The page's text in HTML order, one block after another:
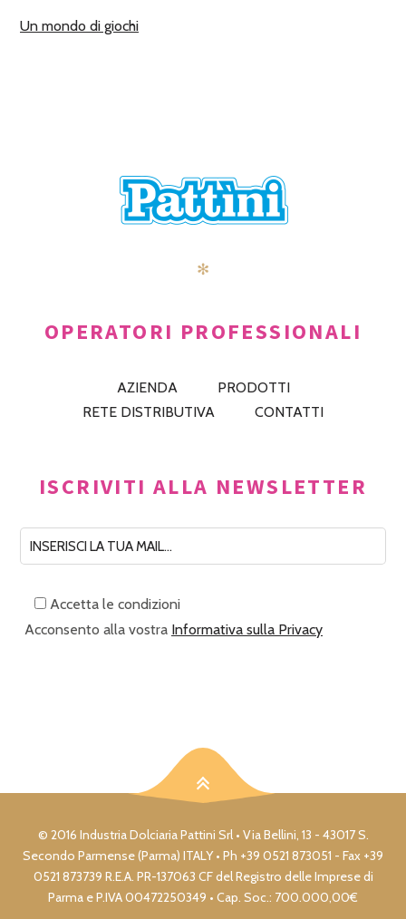
Un mondo di giochi
✻
OPERATORI PROFESSIONALI
AZIENDA
PRODOTTI
RETE DISTRIBUTIVA
CONTATTI
ISCRIVITI ALLA NEWSLETTER
Accetta le condizioni
Acconsento alla vostra Informativa sulla Privacy
© 2016 Industria Dolciaria Pattini Srl • Via Bellini, 13 - 43017 S.
Secondo Parmense (Parma) ITALY • Ph +39 0521 873051 - Fax +39
0521 873739 R.E.A. PR-137063 CF del Registro delle Imprese di
Parma e P.IVA 00472250349 • Cap. Soc.: 700.000,00€